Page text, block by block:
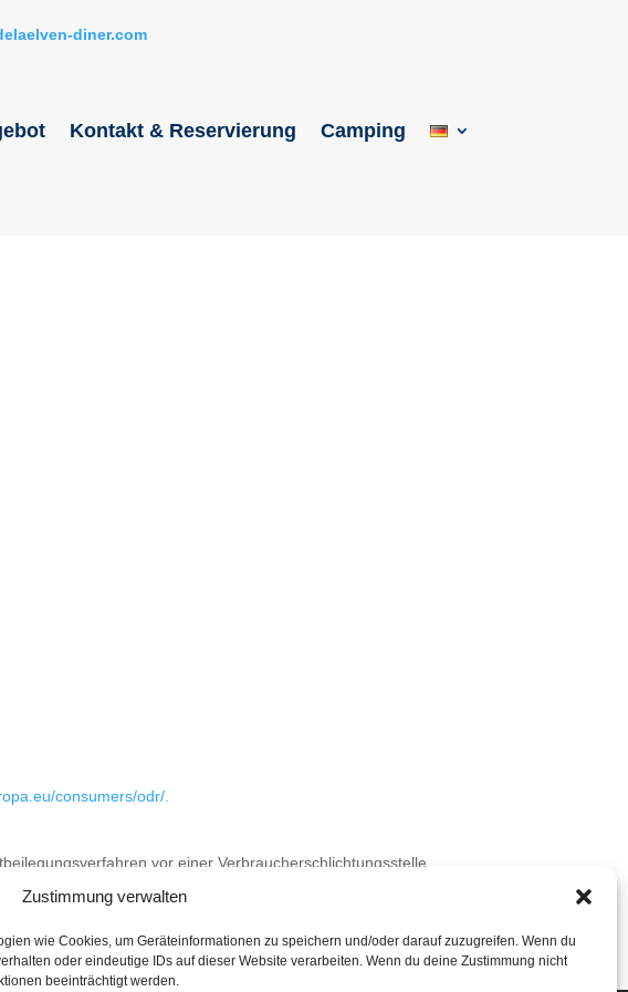
Zustimmung verwalten
wie Cookies, um Geräteinformationen zu speichern und/oder darauf zuzugreifen. Wenn du
oder eindeutige IDs auf dieser Website verarbeiten. Wenn du deine Zustimmung nicht
beeinträchtigt werden.
diner.com
Kontakt & Reservierung Camping
consumers/odr/.
vor einer Verbraucherschlichtungsstelle